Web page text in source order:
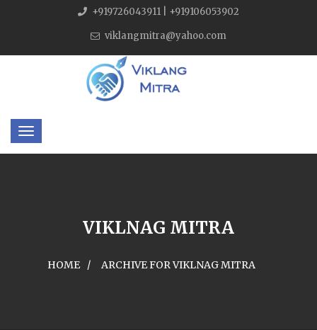
+919726043911 | +919106053902
viklangmitra@yahoo.com
VIKLNAG MITRA
HOME ARCHIVE FOR VIKLNAG MITRA